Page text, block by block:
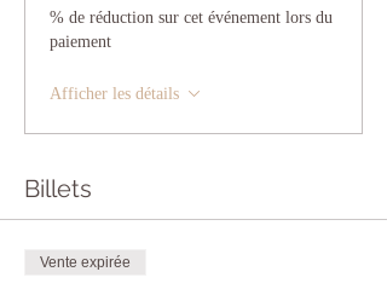
% de réduction sur cet événement lors du
paiement
Afficher les détails
Billets
Vente expirée